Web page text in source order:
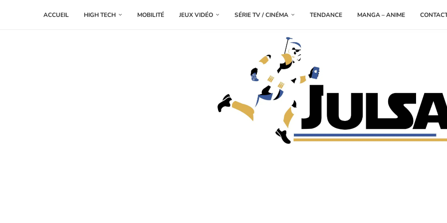
ACCUEIL HIGH TECH MOBILITÉ JEUX VIDÉO SÉRIE TV / CINÉMA TENDANCE MANGA – ANIME